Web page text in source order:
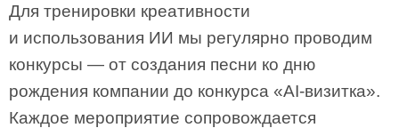
Для тренировки креативности
и использования ИИ мы регулярно проводим
конкурсы — от создания песни ко дню
рождения компании до конкурса «AI-визитка».
Каждое мероприятие сопровождается